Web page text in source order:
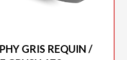
GRIS REQUIN /